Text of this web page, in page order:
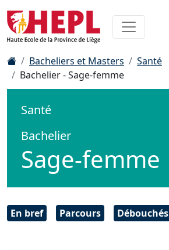
Bacheliers et Masters
Santé
Bachelier - Sage-femme
Santé
Bachelier
Sage-femme
En bref Parcours Débouchés